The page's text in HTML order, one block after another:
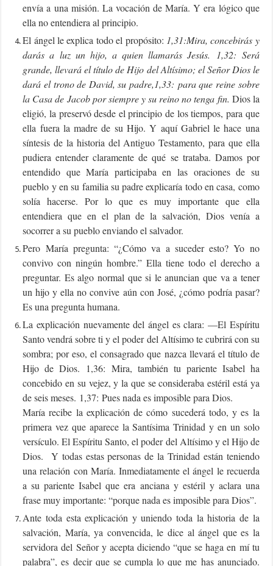
envía a una misión. La vocación de María. Y era lógico que
ella no entendiera al principio.
El ángel le explica todo el propósito: 1,31:Mira, concebirás y
darás a luz un hijo, a quien llamarás Jesús.
1,32: Será
grande, llevará el título de Hijo del Altísimo; el Señor Dios le
dará el trono de David, su padre,1,33: para que reine sobre
la Casa de Jacob por siempre y su reino no tenga fin. Dios la
eligió, la preservó desde el principio de los tiempos, para que
ella fuera la madre de su Hijo. Y aquí Gabriel le hace una
síntesis de la historia del Antiguo Testamento, para que ella
pudiera entender claramente de qué se trataba. Damos por
entendido que María participaba en las oraciones de su
pueblo y en su familia su padre explicaría todo en casa, como
solía hacerse. Por lo que es muy importante que ella
entendiera que en el plan de la salvación, Dios venía a
socorrer a su pueblo enviando el salvador.
Pero María pregunta: “¿Cómo va a suceder esto? Yo no
convivo con ningún hombre.” Ella tiene todo el derecho a
preguntar. Es algo normal que si le anuncian que va a tener
un hijo y ella no convive aún con José, ¿cómo podría pasar?
Es una pregunta humana.
La explicación nuevamente del ángel es clara: —El Espíritu
Santo vendrá sobre ti y el poder del Altísimo te cubrirá con su
sombra; por eso, el consagrado que nazca llevará el título de
Hijo de Dios. 1,36: Mira, también tu pariente Isabel ha
concebido en su vejez, y la que se consideraba estéril está ya
de seis meses. 1,37: Pues nada es imposible para Dios.
María recibe la explicación de cómo sucederá todo, y es la
primera vez que aparece la Santísima Trinidad y en un solo
versículo. El Espíritu Santo, el poder del Altísimo y el Hijo de
Dios. Y todas estas personas de la Trinidad están teniendo
una relación con María. Inmediatamente el ángel le recuerda
a su pariente Isabel que era anciana y estéril y aclara una
frase muy importante: “porque nada es imposible para Dios”.
Ante toda esta explicación y uniendo toda la historia de la
salvación, María, ya convencida, le dice al ángel que es la
servidora del Señor y acepta diciendo “que se haga en mí tu
palabra”, es decir que se cumpla lo que me has anunciado.